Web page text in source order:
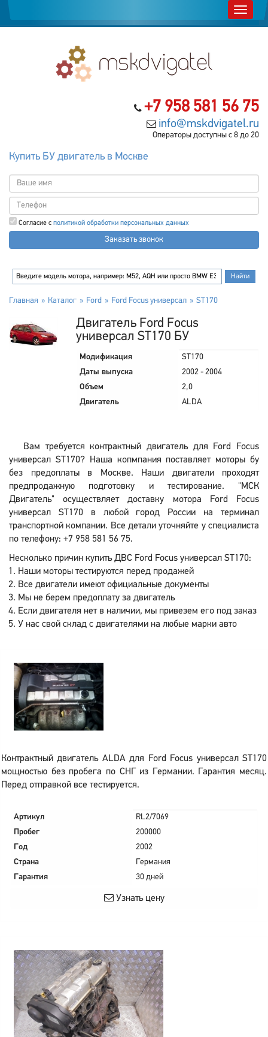
+7 958 581 56 75
info@mskdvigatel.ru
Операторы доступны с 8 до 20
Купить БУ двигатель в Москве
Согласие с политикой обработки персональных данных
Заказать звонок
Главная Каталог Ford Ford Focus универсал ST170
Двигатель Ford Focus
универсал ST170 БУ
Модификация
ST170
Даты выпуска
2002 - 2004
Объем
2,0
Двигатель
ALDA
Вам требуется контрактный двигатель для Ford Focus
универсал ST170? Наша копмпания поставляет моторы бу
без предоплаты в Москве. Наши двигатели проходят
предпродажную подготовку и тестирование. "МСК
Двигатель" осуществляет доставку мотора Ford Focus
универсал ST170 в любой город России на терминал
транспортной компании. Все детали уточняйте у специалиста
по телефону: +7 958 581 56 75.
Несколько причин купить ДВС Ford Focus универсал ST170:
Наши моторы тестируются перед продажей
Все двигатели имеют официальные документы
Мы не берем предоплату за двигатель
Если двигателя нет в наличии, мы привезем его под заказ
У нас свой склад с двигателями на любые марки авто
Контрактный двигатель ALDA для Ford Focus универсал ST170
мощностью без пробега по СНГ из Германии. Гарантия месяц.
Перед отправкой все тестируется.
Артикул
RL2/7069
Пробег
200000
Год
2002
Страна
Германия
Гарантия
30 дней
Узнать цену